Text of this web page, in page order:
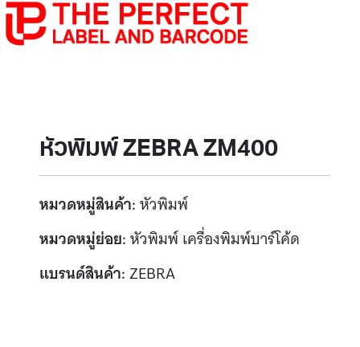
หัวพิมพ์ ZEBRA ZM400
หมวดหมู่สินค้า:หัวพิมพ์
หมวดหมู่ย่อย:หัวพิมพ์ เครื่องพิมพ์บาร์โค้ด
แบรนด์สินค้า:ZEBRA